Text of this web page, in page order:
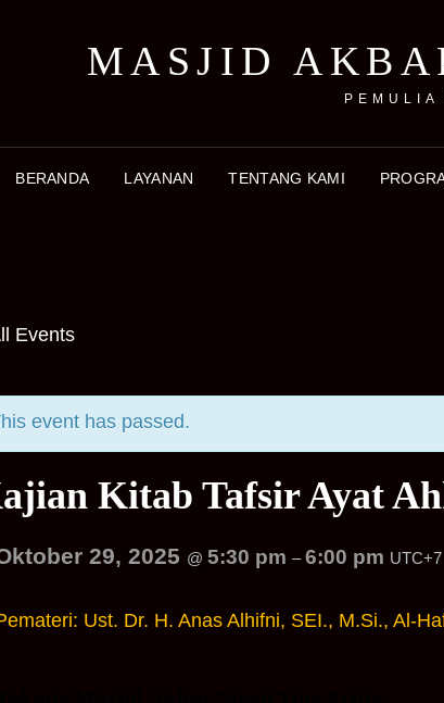
MASJID
PEMULIA
BERANDA LAYANAN TENTANG KAMI
Events
event has passed.
Kitab Tafsir Ayat
29, 2025 @ 5:30 pm –6:00 pm UTC+7
Ust. Dr. H. Anas Alhifni, SEI., M.Si., Al-